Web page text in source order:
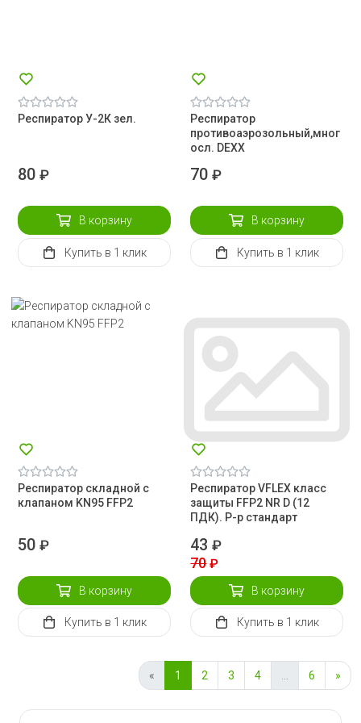
Респиратор У-2К зел.
80 ₽
В корзину
Купить в 1 клик
Респиратор
противоаэрозольный,мног
осл. DEXX
70₽
В корзину
Купить в 1 клик
Респиратор складной с
клапаном KN95 FFP2
50 ₽
В корзину
Купить в 1 клик
Респиратор VFLEX класс
защиты FFP2 NR D (12
ПДК). Р-р стандарт
43₽
70 ₽
В корзину
Купить в 1 клик
« 1 2 3 4 ... 6 »